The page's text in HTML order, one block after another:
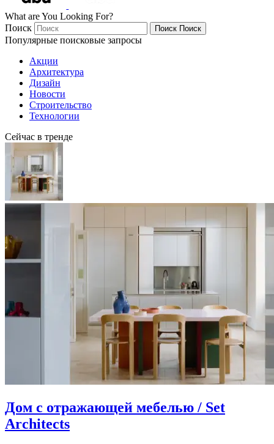
What are You Looking For?
Поиск
Поиск Поиск
Популярные поисковые запросы
Акции
Архитектура
Дизайн
Новости
Строительство
Технологии
Сейчас в тренде
Дом с отражающей мебелью / Set
Architects